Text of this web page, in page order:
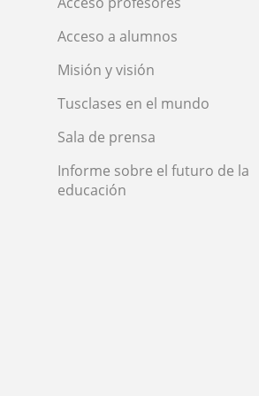
Acceso a alumnos
Misión y visión
Tusclases en el mundo
Sala de prensa
Informe sobre el futuro de la
educación